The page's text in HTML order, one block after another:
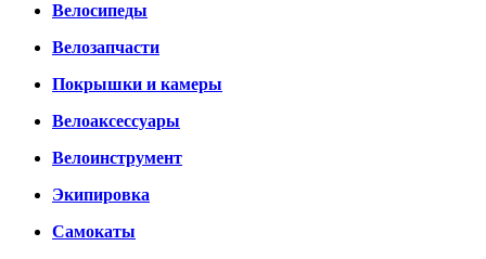
Велосипеды
Велозапчасти
Покрышки и камеры
Велоаксессуары
Велоинструмент
Экипировка
Самокаты